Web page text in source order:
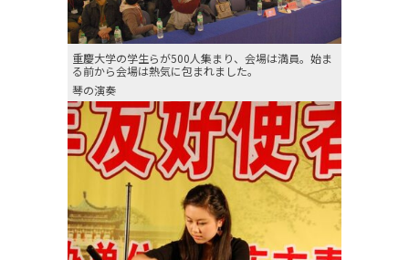
重慶大学の学生らが500人集まり、会場は満員。始ま
る前から会場は熱気に包まれました。
琴の演奏